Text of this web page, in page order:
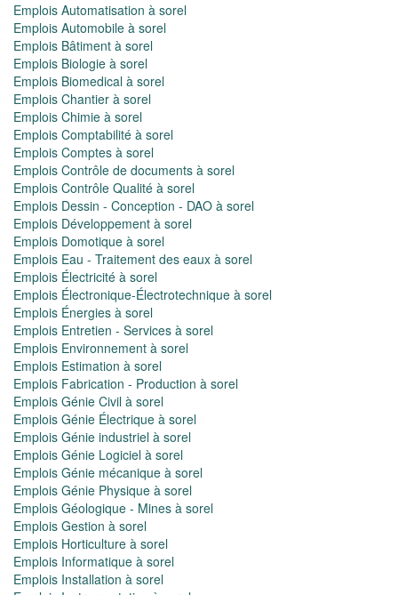
Emplois Automatisation à sorel
Emplois Automobile à sorel
Emplois Bâtiment à sorel
Emplois Biologie à sorel
Emplois Biomedical à sorel
Emplois Chantier à sorel
Emplois Chimie à sorel
Emplois Comptabilité à sorel
Emplois Comptes à sorel
Emplois Contrôle de documents à sorel
Emplois Contrôle Qualité à sorel
Emplois Dessin - Conception - DAO à sorel
Emplois Développement à sorel
Emplois Domotique à sorel
Emplois Eau - Traitement des eaux à sorel
Emplois Électricité à sorel
Emplois Électronique-Électrotechnique à sorel
Emplois Énergies à sorel
Emplois Entretien - Services à sorel
Emplois Environnement à sorel
Emplois Estimation à sorel
Emplois Fabrication - Production à sorel
Emplois Génie Civil à sorel
Emplois Génie Électrique à sorel
Emplois Génie industriel à sorel
Emplois Génie Logiciel à sorel
Emplois Génie mécanique à sorel
Emplois Génie Physique à sorel
Emplois Géologique - Mines à sorel
Emplois Gestion à sorel
Emplois Horticulture à sorel
Emplois Informatique à sorel
Emplois Installation à sorel